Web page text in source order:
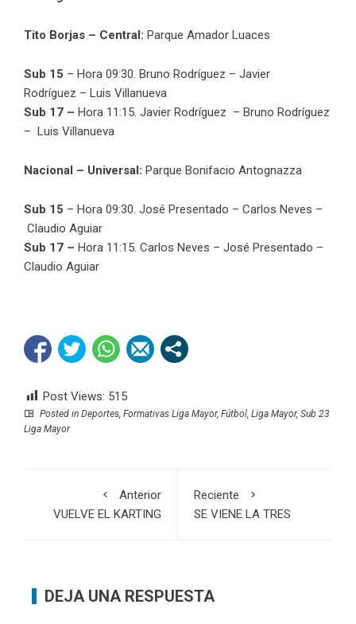
Tito Borjas – Central: Parque Amador Luaces
Sub 15 – Hora 09:30. Bruno Rodríguez – Javier
Rodríguez – Luis Villanueva
Sub 17 – Hora 11:15. Javier Rodríguez – Bruno Rodríguez
– Luis Villanueva
Nacional – Universal: Parque Bonifacio Antognazza
Sub 15 – Hora 09:30. José Presentado – Carlos Neves –
Claudio Aguiar
Sub 17 – Hora 11:15. Carlos Neves – José Presentado –
Claudio Aguiar
Post Views: 515
Posted in Deportes, Formativas Liga Mayor, Fútbol, Liga Mayor, Sub 23
Liga Mayor
Anterior
VUELVE EL KARTING
Reciente
SE VIENE LA TRES
DEJA UNA RESPUESTA